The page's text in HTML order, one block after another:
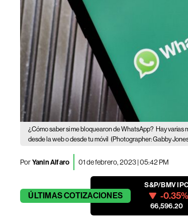
¿Cómo saber si me bloquearon de WhatsApp? Hay varias
desde la web o desde tu móvil (Photographer: Gabby
PorYanin Alfaro 01 de febrero, 2023 | 05:42 PM
ÚLTIMASCOTIZACIONES
S&P/BMV IPC
-0.35%
66,596.20